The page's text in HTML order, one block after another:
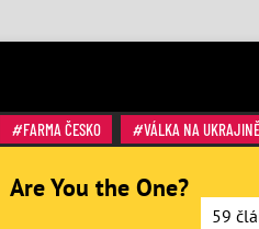
FARMA ČESKO VÁLKA NA UKRAJINĚ
Are You the One?
59